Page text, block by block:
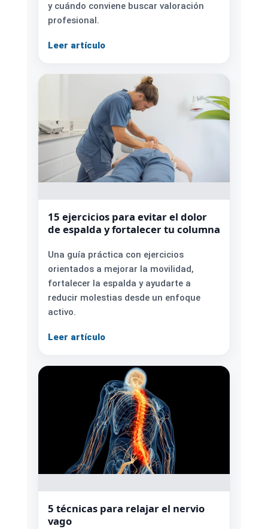
y cuándo conviene buscar valoración
profesional.
Leer artículo
15 ejercicios para evitar el dolor
de espalda y fortalecer tu columna
Una guía práctica con ejercicios
orientados a mejorar la movilidad,
fortalecer la espalda y ayudarte a
reducir molestias desde un enfoque
activo.
Leer artículo
5 técnicas para relajar el nervio
vago